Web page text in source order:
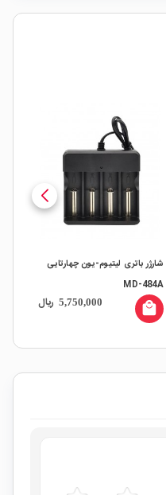
شارژر باتری لیتیوم-یون چهارتایی
MD-484A
5,750,000 ریال local_mall